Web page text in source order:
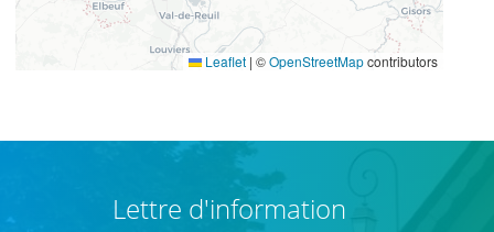
Leaflet | ©OpenStreetMapcontributors
Lettre d'information